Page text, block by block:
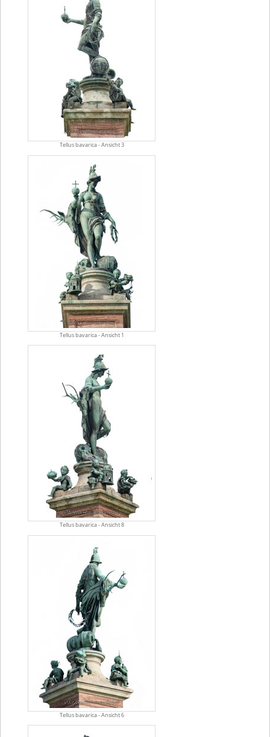
Tellus bavarica - Ansicht 3
Tellus bavarica - Ansicht 1
Tellus bavarica - Ansicht 8
Tellus bavarica - Ansicht 6